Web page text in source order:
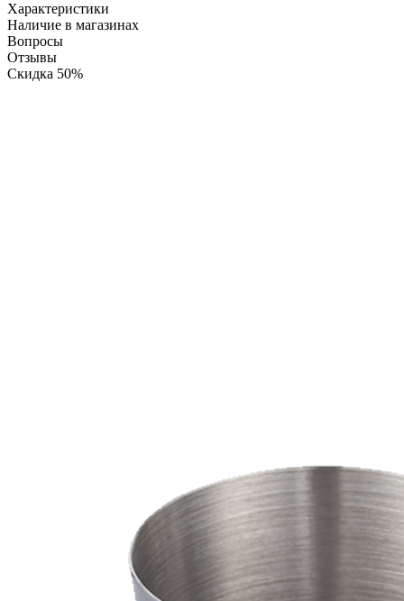
Характеристики
Наличие в магазинах
Вопросы
Отзывы
Скидка 50%